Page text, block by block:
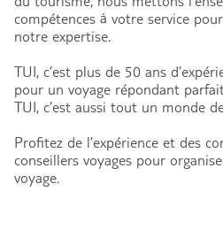
compétences à votre service
notre expertise.
TUI, c’est plus de 50 ans
pour un voyage répondant
TUI, c’est aussi tout un monde
Profitez de l’expérience et des
conseillers voyages pour
voyage.